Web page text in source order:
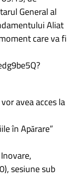
General al
Aliat
care va fi
avea acces la
în Apărare”
sesiune sub